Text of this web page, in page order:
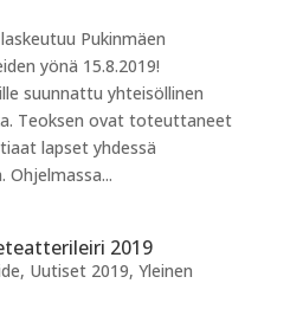
Pukinmäen
yönä 15.8.2019!
suunnattu yhteisöllinen
Teoksen ovat toteuttaneet
lapset yhdessä
Ohjelmassa...
2019
, Uutiset 2019, Yleinen